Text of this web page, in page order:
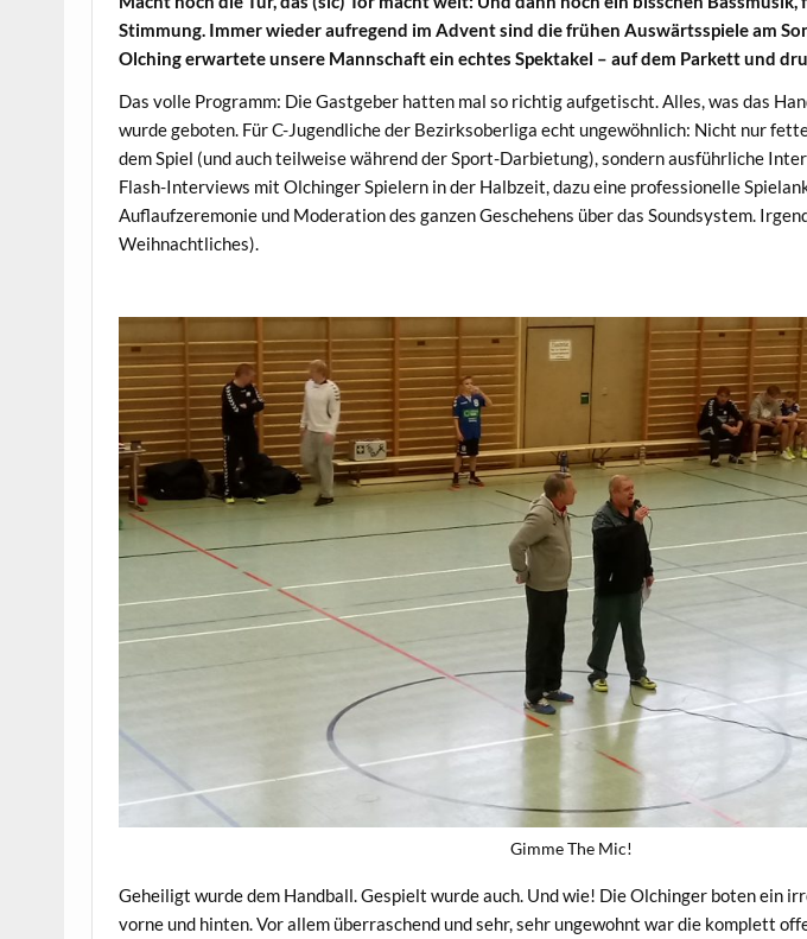
Stimmung. Immer wieder aufregend im Advent sind die frühen Auswärtsspiele am
Olching erwartete unsere Mannschaft ein echtes Spektakel – auf dem Parkett und
Das volle Programm: Die Gastgeber hatten mal so richtig aufgetischt. Alles, was das
wurde geboten. Für C-Jugendliche der Bezirksoberliga echt ungewöhnlich: Nicht nur
dem Spiel (und auch teilweise während der Sport-Darbietung), sondern ausführliche
Flash-Interviews mit Olchinger Spielern in der Halbzeit, dazu eine professionelle
Auflaufzeremonie und Moderation des ganzen Geschehens über das Soundsystem.
Weihnachtliches).
Gimme The Mic!
Geheiligt wurde dem Handball. Gespielt wurde auch. Und wie! Die Olchinger boten ein
vorne und hinten. Vor allem überraschend und sehr, sehr ungewohnt war die komplett